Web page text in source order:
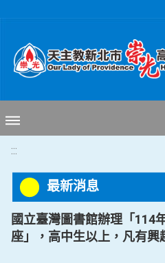
:::
最新消息
國立臺灣圖書館辦理「114
座」，高中生以上，凡有興